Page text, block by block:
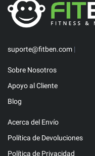
suporte@fitben.com |
Sobre Nosotros
Apoyo al Cliente
Blog
Acerca del Envío
Política de Devoluciones
Política de Privacidad